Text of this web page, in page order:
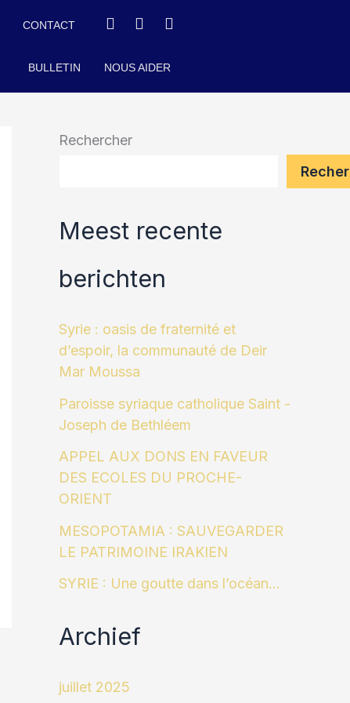
CONTACT
BULLETIN NOUS AIDER
Rechercher
Meest recente
berichten
Syrie : oasis de fraternité et
d’espoir, la communauté de Deir
Mar Moussa
Paroisse syriaque catholique Saint -
Joseph de Bethléem
APPEL AUX DONS EN FAVEUR
DES ECOLES DU PROCHE-
ORIENT
MESOPOTAMIA : SAUVEGARDER
LE PATRIMOINE IRAKIEN
SYRIE : Une goutte dans l’océan…
Archief
juillet 2025